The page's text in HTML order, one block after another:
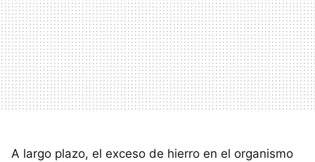
A largo plazo, el exceso de hierro en el organismo